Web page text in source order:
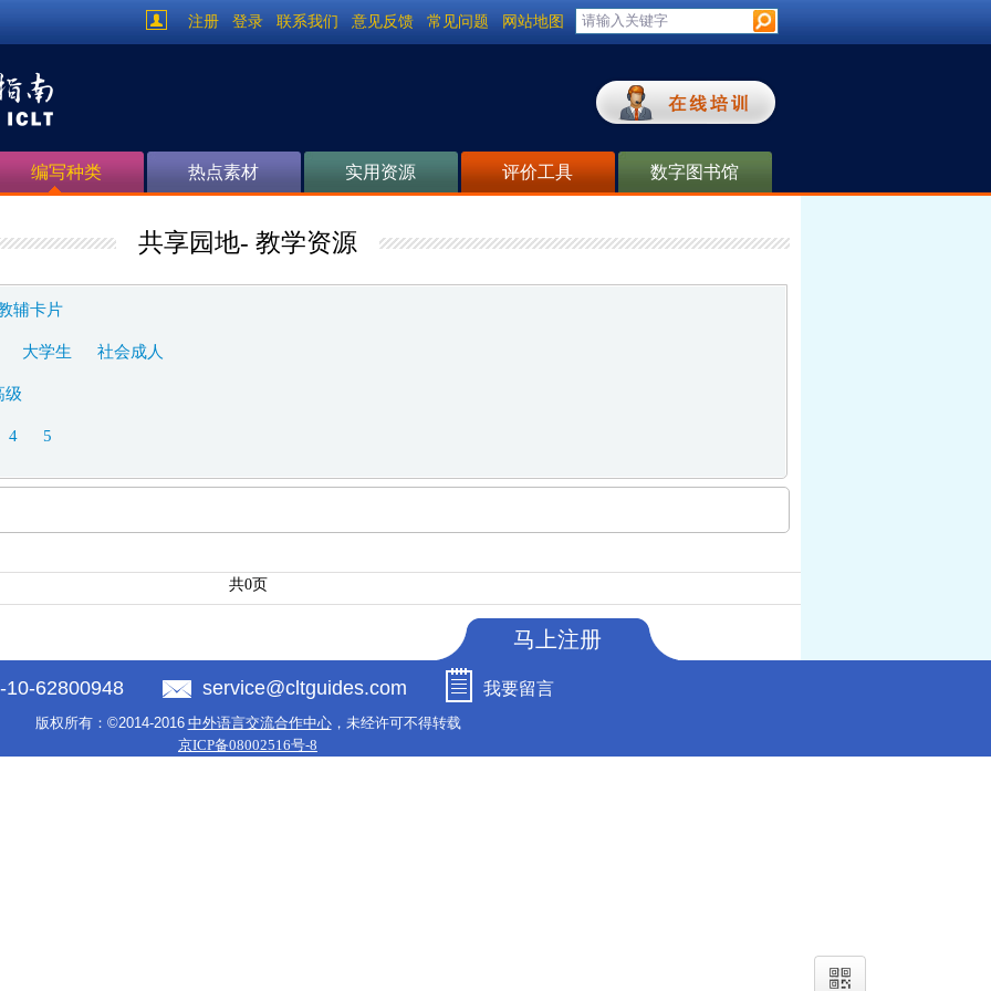
注册 登录 联系我们 意见反馈 常见问题 网站地图
编写种类 热点素材 实用资源 评价工具 数字图书馆
共享园地- 教学资源
辅卡片
大学生 社会成人
级
4 5
共0页
10-62800948 service@cltguides.com 我要留言
马上注册
版权所有： ©2014-2016 中外语言交流合作中心，未经许可不得转载
京ICP备08002516号-8